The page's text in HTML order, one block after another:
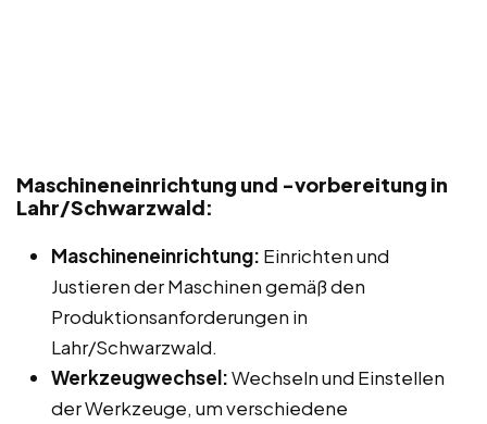
Maschineneinrichtung und -vorbereitung in
Lahr/Schwarzwald:
Maschineneinrichtung: Einrichten und
Justieren der Maschinen gemäß den
Produktionsanforderungen in
Lahr/Schwarzwald.
Werkzeugwechsel:Wechseln und Einstellen
der Werkzeuge, um verschiedene